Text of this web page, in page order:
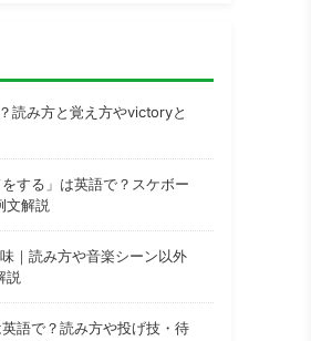
読み方と覚え方やvictoryと
をする」は英語で？スケボー
文解説
｜読み方や音楽シーン以外
説
英語で？読み方や投げ技・待